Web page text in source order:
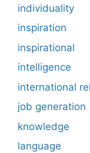
individuality
inspiration
inspirational
intelligence
international
job generation
knowledge
language